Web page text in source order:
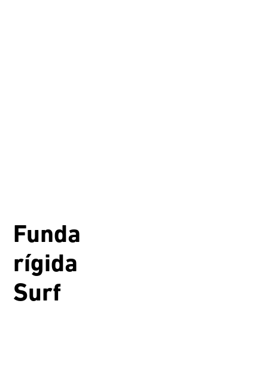
Funda
rígida
Surf